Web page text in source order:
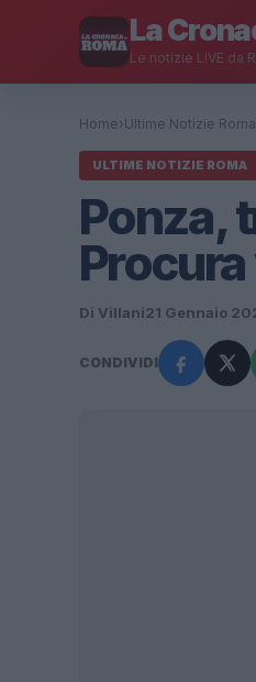
La
Le notizie LIVE da
Home› Ultime Notizie Roma
ULTIME NOTIZIE ROMA
Ponza,
Di Villani21 Gennaio
CONDIVIDI